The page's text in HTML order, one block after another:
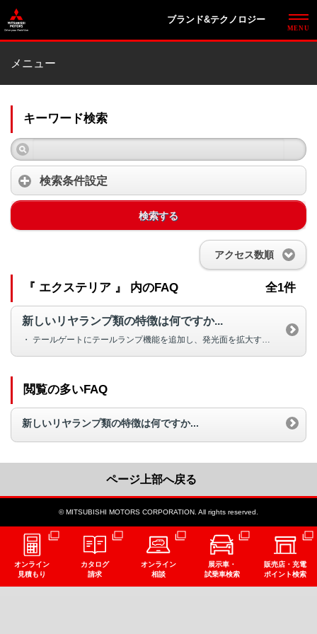
ブランド&テクノロジー
メニュー
キーワード検索
検索条件設定
検索する
アクセス数順
『 エクステリア 』 内のFAQ 全1件
新しいリヤランプ類の特徴は何ですか...
閲覧の多いFAQ
新しいリヤランプ類の特徴は何ですか...
ページ上部へ戻る
© MITSUBISHI MOTORS CORPORATION. All rights reserved.
オンライン
見積もり
カタログ
請求
オンライン
相談
展示車・
試乗車検索
販売店・充電
ポイント検索